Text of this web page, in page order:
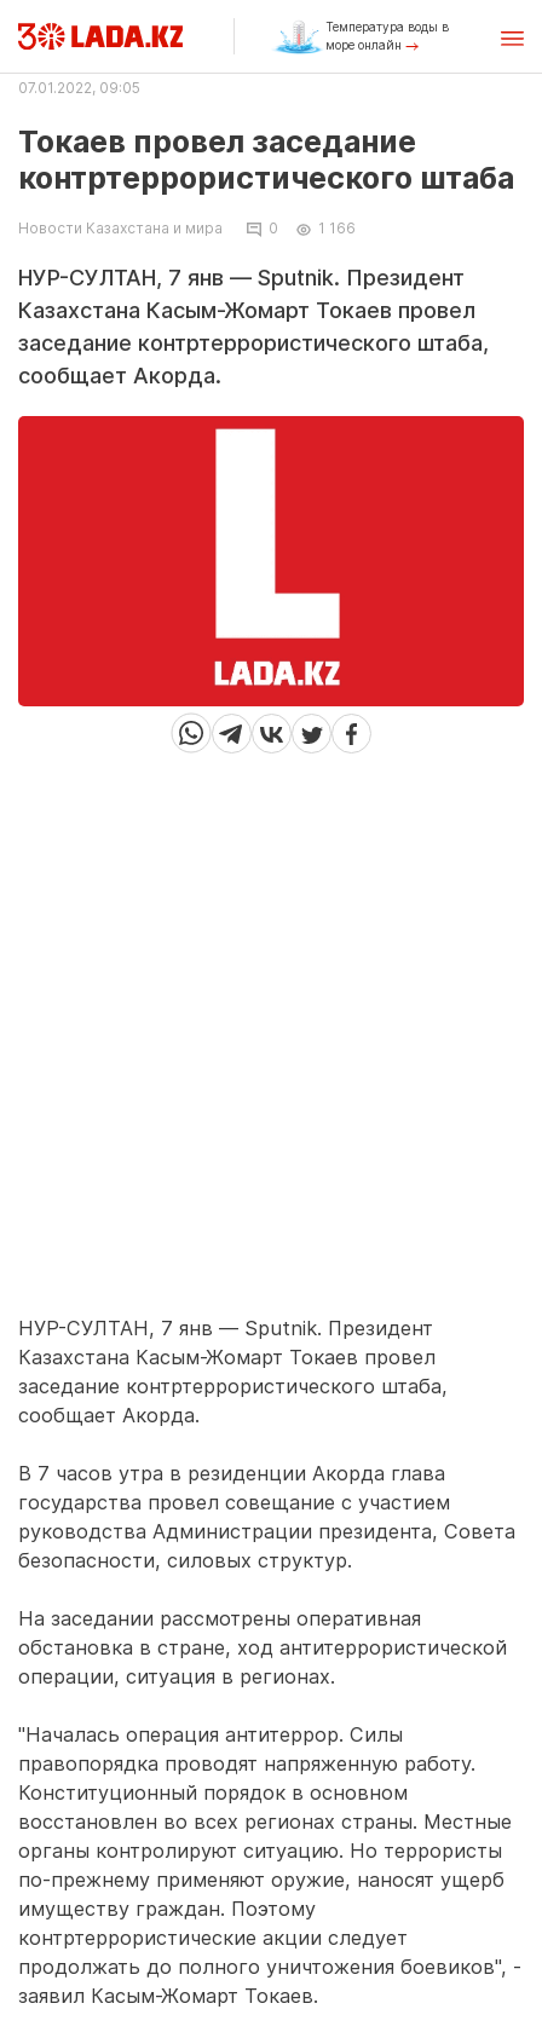
Температура воды в
море онлайн
07.01.2022, 09:05
Токаев провел заседание
контртеррористического штаба
Новости Казахстана и мира 0 1 166
НУР-СУЛТАН, 7 янв — Sputnik. Президент
Казахстана Касым-Жомарт Токаев провел
заседание контртеррористического штаба,
сообщает Акорда.
НУР-СУЛТАН, 7 янв — Sputnik. Президент
Казахстана Касым-Жомарт Токаев провел
заседание контртеррористического штаба,
сообщает Акорда.
В 7 часов утра в резиденции Акорда глава
государства провел совещание с участием
руководства Администрации президента, Совета
безопасности, силовых структур.
На заседании рассмотрены оперативная
обстановка в стране, ход антитеррористической
операции, ситуация в регионах.
"Началась операция антитеррор. Силы
правопорядка проводят напряженную работу.
Конституционный порядок в основном
восстановлен во всех регионах страны. Местные
органы контролируют ситуацию. Но террористы
по-прежнему применяют оружие, наносят ущерб
имуществу граждан. Поэтому
контртеррористические акции следует
продолжать до полного уничтожения боевиков", -
заявил Касым-Жомарт Токаев.